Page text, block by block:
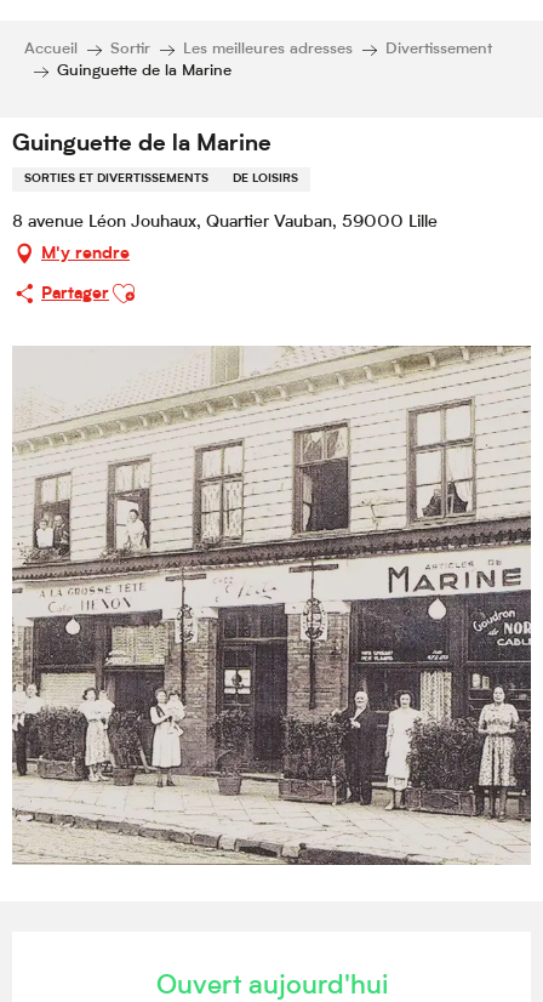
Accueil Sortir Les meilleures adresses
Divertissement
Guinguette de la Marine
Guinguette de la Marine
SORTIES ET DIVERTISSEMENTS DE LOISIRS
8 avenue Léon Jouhaux, Quartier Vauban, 59000 Lille
M'y rendre
Partager
Ajouter aux favoris
Ouvert aujourd'hui